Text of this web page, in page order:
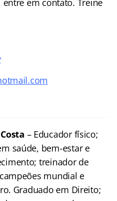
em contato. Treine
– Educador físico;
saúde, bem-estar e
treinador de
mundial e
Graduado em Direito;